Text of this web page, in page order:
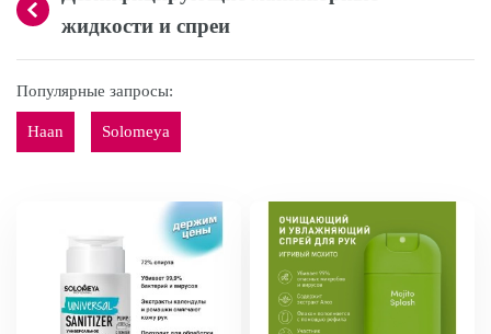
жидкости и спреи
Популярные запросы:
Haan Solomeya